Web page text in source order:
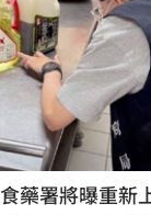
藥署將曝重新